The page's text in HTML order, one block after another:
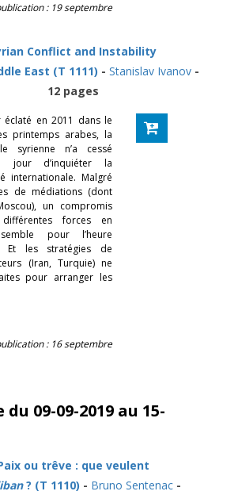
: 19 septembre
Conflict and Instability
East (T 1111) - Stanislav Ivanov-
12 pages
éclaté en 2011 dans le
printemps arabes, la
syrienne n’a cessé
jour d’inquiéter la
internationale. Malgré
de médiations (dont
un compromis
forces en
pour l’heure
Et les stratégies de
(Iran, Turquie) ne
pour arranger les
: 16 septembre
09-09-2019 au 15-
ou trêve : que veulent
? (T 1110) - Bruno Sentenac-